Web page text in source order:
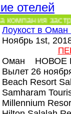
отелей
Лоукост в Оман
Ноябрь 1st,
Оман НОВОЕ
Вылет 26
Beach Resort
Samharam
Millennium